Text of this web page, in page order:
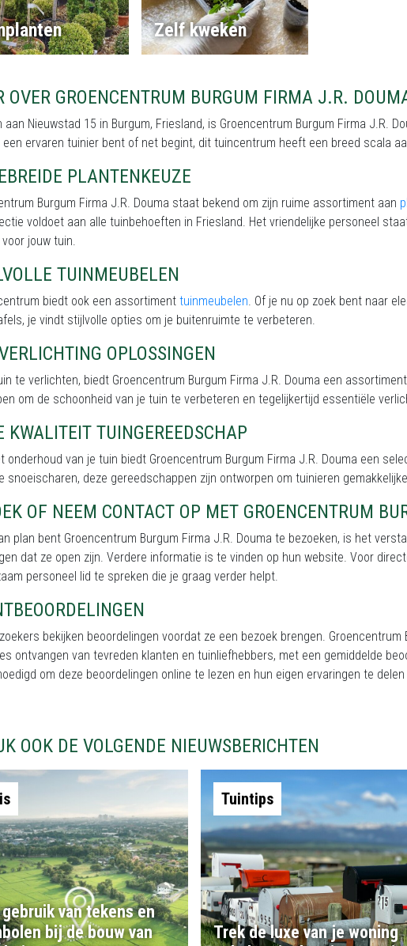
Zelf kweken
OVER GROENCENTRUM BURGUM FIRMA J.R.
aan Nieuwstad 15 in Burgum, Friesland, is Groencentrum Burgum Firma J.R.
een ervaren tuinier bent of net begint, dit tuincentrum heeft een breed scala
PLANTENKEUZE
Burgum Firma J.R. Douma staat bekend om zijn ruime assortiment aan
voldoet aan alle tuinbehoeften in Friesland. Het vriendelijke personeel
jouw tuin.
TUINMEUBELEN
biedt ook een assortiment tuinmeubelen . Of je nu op zoek bent naar
je vindt stijlvolle opties om je buitenruimte te verbeteren.
OPLOSSINGEN
te verlichten, biedt Groencentrum Burgum Firma J.R. Douma een assortiment
om de schoonheid van je tuin te verbeteren en tegelijkertijd essentiële
KWALITEIT TUINGEREEDSCHAP
onderhoud van je tuin biedt Groencentrum Burgum Firma J.R. Douma een
snoeischaren, deze gereedschappen zijn ontworpen om tuinieren
OF NEEM CONTACT OP MET GROENCENTRUM
plan bent Groencentrum Burgum Firma J.R. Douma te bezoeken, is het
dat ze open zijn. Verdere informatie is te vinden op hun website. Voor
personeel lid te spreken die je graag verder helpt.
bekijken beoordelingen voordat ze een bezoek brengen.
ontvangen van tevreden klanten en tuinliefhebbers, met een gemiddelde
om deze beoordelingen online te lezen en hun eigen ervaringen te
OOK DE VOLGENDE NIEUWSBERICHTEN
van tekens en
bij de bouw van
Tuintips
Trek de luxe van je woning